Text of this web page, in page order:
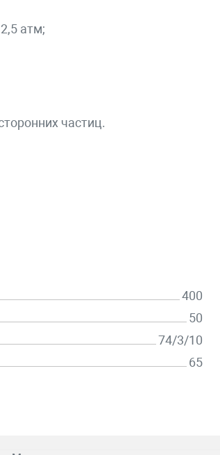
атм;
частиц.
400
50
74/3/10
65